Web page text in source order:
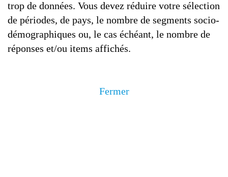
trop de données. Vous devez réduire votre sélection
de périodes, de pays, le nombre de segments socio-
démographiques ou, le cas échéant, le nombre de
réponses et/ou items affichés.
Fermer